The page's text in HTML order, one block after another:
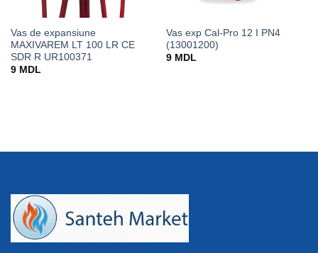
Vas de expansiune
MAXIVAREM LT 100 LR CE
SDR R UR100371
9 MDL
Vas exp Cal-Pro 12 I PN4
(13001200)
9 MDL